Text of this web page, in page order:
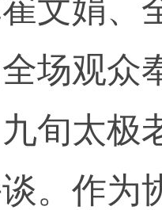
文娟、
场观众
旬太极
。作为